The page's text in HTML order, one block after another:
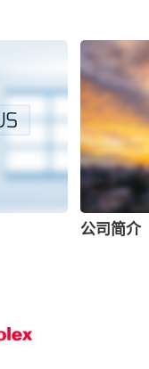
公司简介